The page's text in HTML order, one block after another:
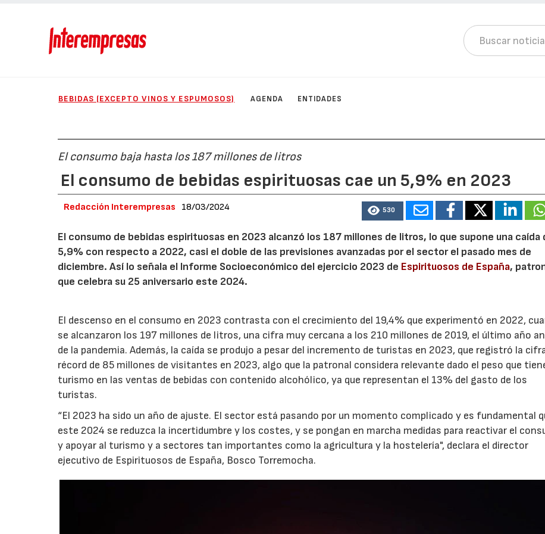
BEBIDAS (EXCEPTO VINOS Y ESPUMOSOS) AGENDA ENTIDADES
El consumo baja hasta los 187 millones de litros
El consumo de bebidas espirituosas cae un 5,9% en 2023
Redacción Interempresas 18/03/2024 530
El consumo de bebidas espirituosas en 2023 alcanzó los 187 millones de litros, lo que supone una caída
5,9% con respecto a 2022, casi el doble de las previsiones avanzadas por el sector el pasado mes de
diciembre. Así lo señala el Informe Socioeconómico del ejercicio 2023 de Espirituosos de España,
que celebra su 25 aniversario este 2024.
El descenso en el consumo en 2023 contrasta con el crecimiento del 19,4% que experimentó en 2022,
se alcanzaron los 197 millones de litros, una cifra muy cercana a los 210 millones de 2019, el último año
de la pandemia. Además, la caída se produjo a pesar del incremento de turistas en 2023, que registró la
récord de 85 millones de visitantes en 2023, algo que la patronal considera relevante dado el peso que
turismo en las ventas de bebidas con contenido alcohólico, ya que representan el 13% del gasto de los
turistas.
“El 2023 ha sido un año de ajuste. El sector está pasando por un momento complicado y es fundamental
este 2024 se reduzca la incertidumbre y los costes, y se pongan en marcha medidas para reactivar el
y apoyar al turismo y a sectores tan importantes como la agricultura y la hostelería", declara el director
ejecutivo de Espirituosos de España, Bosco Torremocha.